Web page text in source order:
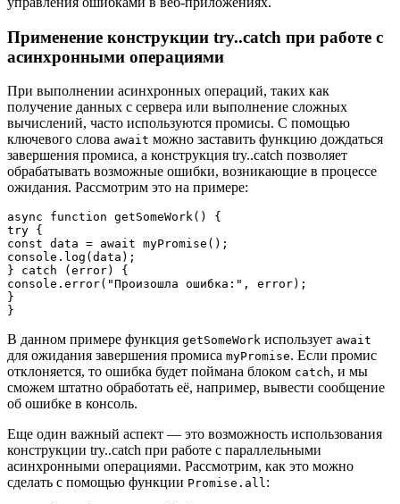
Применение конструкции try..catch при работе с
асинхронными операциями
При выполнении асинхронных операций, таких как
получение данных с сервера или выполнение сложных
вычислений, часто используются промисы. С помощью
ключевого слова await можно заставить функцию дождаться
завершения промиса, а конструкция try..catch позволяет
обрабатывать возможные ошибки, возникающие в процессе
ожидания. Рассмотрим это на примере:
async function getSomeWork() {
try {
const data = await myPromise();
console.log(data);
} catch (error) {
console.error("Произошла ошибка:", error);
}
В данном примере функция getSomeWork использует await
для ожидания завершения промиса myPromise. Если промис
отклоняется, то ошибка будет поймана блоком catch, и мы
сможем штатно обработать её, например, вывести сообщение
об ошибке в консоль.
Еще один важный аспект — это возможность использования
конструкции try..catch при работе с параллельными
асинхронными операциями. Рассмотрим, как это можно
сделать с помощью функции Promise.all: